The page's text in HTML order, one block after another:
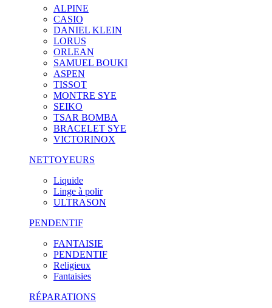
ALPINE
CASIO
DANIEL KLEIN
LORUS
ORLEAN
SAMUEL BOUKI
ASPEN
TISSOT
MONTRE SYE
SEIKO
TSAR BOMBA
BRACELET SYE
VICTORINOX
NETTOYEURS
Liquide
Linge à polir
ULTRASON
PENDENTIF
FANTAISIE
PENDENTIF
Religieux
Fantaisies
RÉPARATIONS